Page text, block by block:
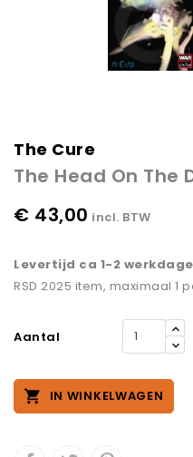
The Cure
The Head On The
€ 43,00 incl. BTW
Levertijd ca 1-2
RSD 2025 item, maximaal 1
Aantal
 IN WINKELWAGEN